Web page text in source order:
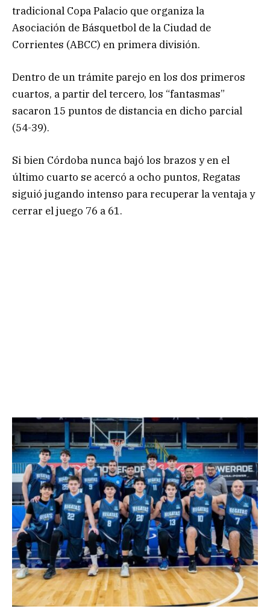
tradicional Copa Palacio que organiza la
Asociación de Básquetbol de la Ciudad de
Corrientes (ABCC) en primera división.
Dentro de un trámite parejo en los dos primeros
cuartos, a partir del tercero, los “fantasmas”
sacaron 15 puntos de distancia en dicho parcial
(54-39).
Si bien Córdoba nunca bajó los brazos y en el
último cuarto se acercó a ocho puntos, Regatas
siguió jugando intenso para recuperar la ventaja y
cerrar el juego 76 a 61.